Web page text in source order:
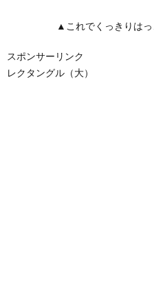
▲これでくっきりは
スポンサーリンク
レクタングル（大）